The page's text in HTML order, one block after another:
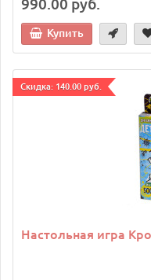
Купить
Cкидка: 140.00 руб.
Настольная игра